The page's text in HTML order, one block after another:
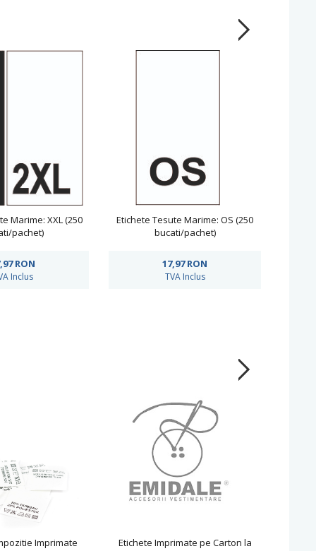
Marime: XXL (250
pachet)
RON
Inclus
Etichete Tesute Marime: OS (250
bucati/pachet)
17,97RON
TVA Inclus
Imprimate
Etichete Imprimate pe Carton la